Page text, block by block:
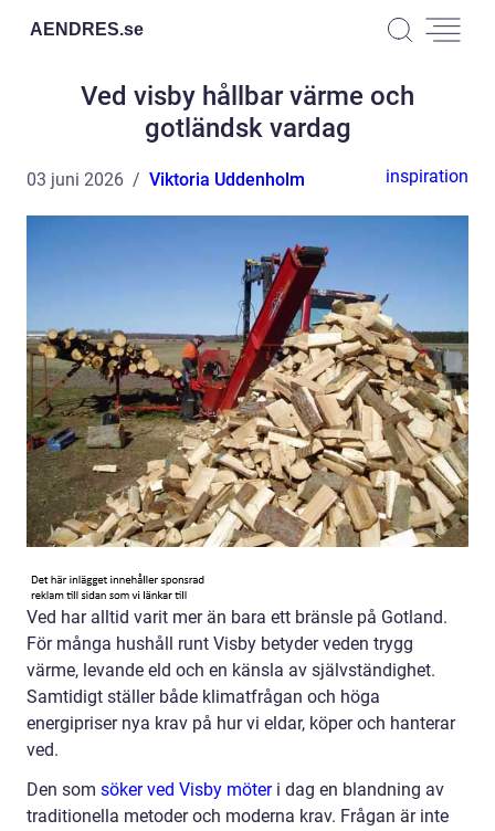
AENDRES.se
Ved visby hållbar värme och
gotländsk vardag
03 juni 2026 Viktoria Uddenholm inspiration
Ved har alltid varit mer än bara ett bränsle på Gotland.
För många hushåll runt Visby betyder veden trygg
värme, levande eld och en känsla av självständighet.
Samtidigt ställer både klimatfrågan och höga
energipriser nya krav på hur vi eldar, köper och hanterar
ved.
Den som söker ved Visby möteri dag en blandning av
traditionella metoder och moderna krav. Frågan är inte